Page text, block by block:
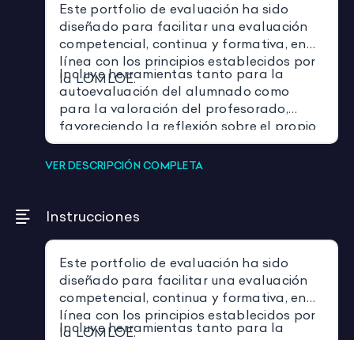
Este portfolio de evaluación ha sido
diseñado para facilitar una evaluación
competencial, continua y formativa, en
línea con los principios establecidos por
laLOMLOE.
Incluye herramientas tanto para la
autoevaluación del alumnado como
para la valoración del profesorado,
favoreciendo la reflexión sobre el propio
aprendizaje, la participación activa y el
desarrollo de la autonomía personal,
VER DESCRIPCIÓN COMPLETA
Instrucciones
Este portfolio de evaluación ha sido
diseñado para facilitar una evaluación
competencial, continua y formativa, en
línea con los principios establecidos por
laLOMLOE.
Incluye herramientas tanto para la